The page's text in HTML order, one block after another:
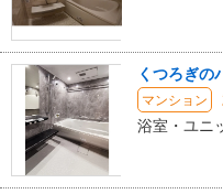
くつろぎの
マンション
浴室・ユニ